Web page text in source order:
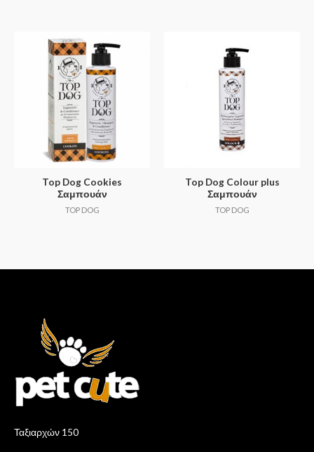
Top Dog Cookies
Σαμπουάν
TOP DOG
Top Dog Colour plus
Σαμπουάν
TOP DOG
Ταξιαρχών 150